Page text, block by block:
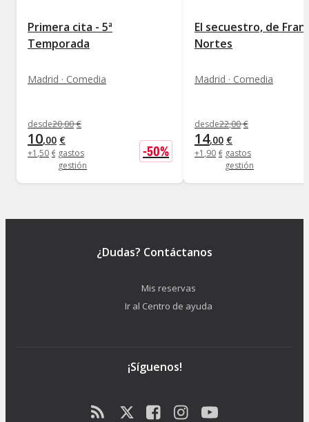
Primera cita - 5ª
Temporada
Madrid · Comedia
desde20,00 €
10,00 €
+1 ,50 € gastos
gestión
-50%
El secuestro, de Fran
Nortes
Madrid · Comedia
desde22,00 €
14,00 €
+1 ,90 € gastos
gestión
¿Dudas? Contáctanos
Mis reservas
Ir al Centro de ayuda
¡Síguenos!